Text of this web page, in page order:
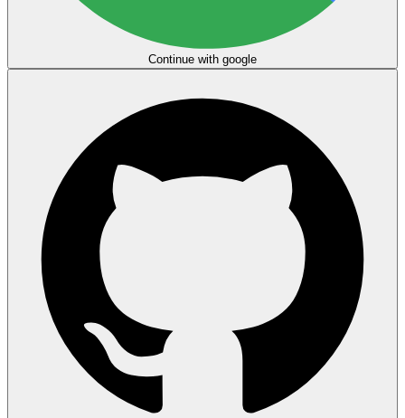
Continue with google